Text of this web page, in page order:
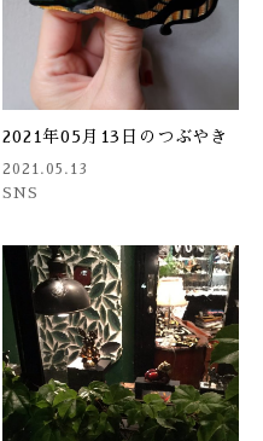
2021年05月13日のつぶやき
2021.05.13
SNS